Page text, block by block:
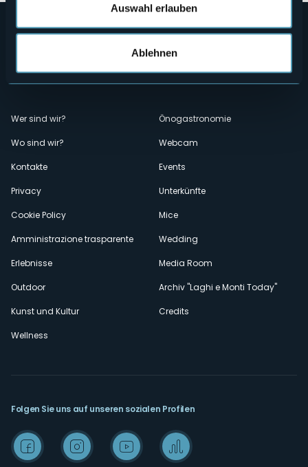
Auswahl erlauben
Ablehnen
Menù
secondario
Wer sind wir?
Wo sind wir?
Kontakte
Privacy
Cookie Policy
Amministrazione trasparente
Erlebnisse
Outdoor
Kunst und Kultur
Wellness
Önogastronomie
Webcam
Events
Unterkünfte
Mice
Wedding
Media Room
Archiv "Laghi e Monti Today"
Credits
Folgen Sie uns auf unseren sozialen Profilen